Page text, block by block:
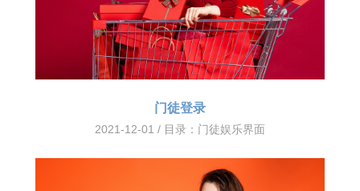
门徒登录
2021-12-01 / 目录： 门徒娱乐界面